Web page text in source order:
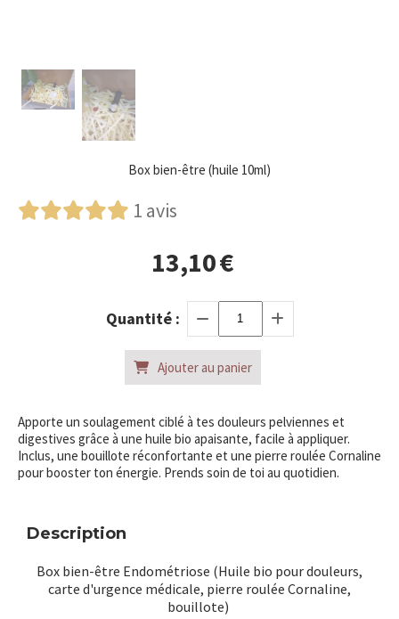
Box bien-être (huile 10ml)
1 avis
13,10€
Quantité :
Ajouter au panier
Apporte un soulagement ciblé à tes douleurs pelviennes et
digestives grâce à une huile bio apaisante, facile à appliquer.
Inclus, une bouillote réconfortante et une pierre roulée Cornaline
pour booster ton énergie. Prends soin de toi au quotidien.
Description
Box bien-être Endométriose (Huile bio pour douleurs,
carte d'urgence médicale, pierre roulée Cornaline,
bouillote)